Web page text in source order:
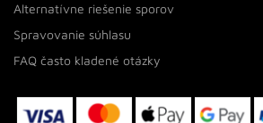
Alternatívne riešenie sporov
Spravovanie súhlasu
FAQ často kladené otázky